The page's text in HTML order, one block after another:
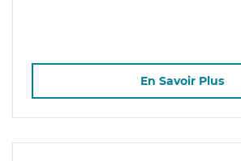
En Savoir Plus